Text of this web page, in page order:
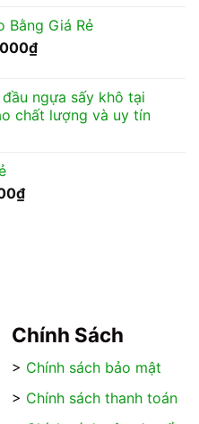
80.000₫
đến
Bằng Giá Rẻ
₫Khoảng
260.000₫
đến
ngựa sấy khô tại
chất lượng và uy tín
₫Khoảng
Chính Sách
> Chính sách bảo mật
> Chính sách thanh toán